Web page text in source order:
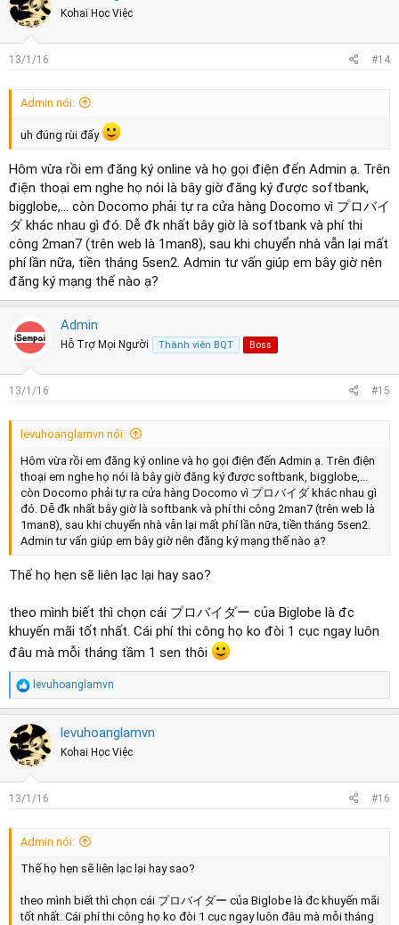
Kohai Học Việc
13/1/16 #14
Admin nói:
uh đúng rùi đấy
Hôm vừa rồi em đăng ký online và họ gọi điện đến Admin ạ. Trên
điện thoại em nghe họ nói là bây giờ đăng ký được softbank,
bigglobe,... còn Docomo phải tự ra cửa hàng Docomo vì プロバイ
ダ khác nhau gì đó. Dễ đk nhất bây giờ là softbank và phí thi
công 2man7 (trên web là 1man8), sau khi chuyển nhà vẫn lại mất
phí lần nữa, tiền tháng 5sen2. Admin tư vấn giúp em bây giờ nên
đăng ký mạng thế nào ạ?
Admin
Hỗ Trợ Mọi Người Thành viên BQT Boss
13/1/16 #15
levuhoanglamvn nói:
Hôm vừa rồi em đăng ký online và họ gọi điện đến Admin ạ. Trên điện
thoại em nghe họ nói là bây giờ đăng ký được softbank, bigglobe,...
còn Docomo phải tự ra cửa hàng Docomo vì プロバイダ khác nhau gì
đó. Dễ đk nhất bây giờ là softbank và phí thi công 2man7 (trên web là
1man8), sau khi chuyển nhà vẫn lại mất phí lần nữa, tiền tháng 5sen2.
Admin tư vấn giúp em bây giờ nên đăng ký mạng thế nào ạ?
Thế họ hẹn sẽ liên lạc lại hay sao?
theo mình biết thì chọn cái プロバイダー của Biglobe là đc
khuyến mãi tốt nhất. Cái phí thi công họ ko đòi 1 cục ngay luôn
đâu mà mỗi tháng tầm 1 sen thôi
R
e
a
c
t
i
o
n
s
levuhoanglamvn
levuhoanglamvn
Kohai Học Việc
13/1/16 #16
Admin nói:
Thế họ hẹn sẽ liên lạc lại hay sao?
theo mình biết thì chọn cái プロバイダー của Biglobe là đc khuyến mãi
tốt nhất. Cái phí thi công họ ko đòi 1 cục ngay luôn đâu mà mỗi tháng